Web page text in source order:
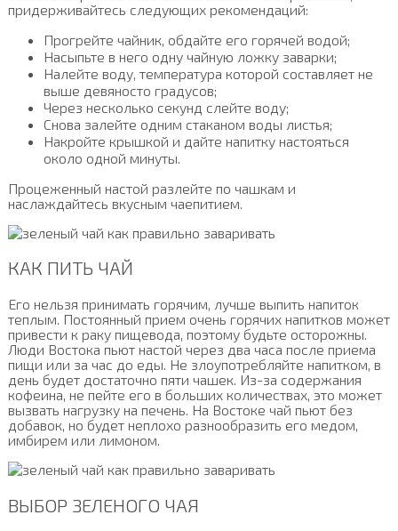
придерживайтесь следующих рекомендаций:
Прогрейте чайник, обдайте его горячей водой;
Насыпьте в него одну чайную ложку заварки;
Налейте воду, температура которой составляет не
выше девяносто градусов;
Через несколько секунд слейте воду;
Снова залейте одним стаканом воды листья;
Накройте крышкой и дайте напитку настояться
около одной минуты.
Процеженный настой разлейте по чашкам и
наслаждайтесь вкусным чаепитием.
КАК ПИТЬ ЧАЙ
Его нельзя принимать горячим, лучше выпить напиток
теплым. Постоянный прием очень горячих напитков может
привести к раку пищевода, поэтому будьте осторожны.
Люди Востока пьют настой через два часа после приема
пищи или за час до еды. Не злоупотребляйте напитком, в
день будет достаточно пяти чашек. Из-за содержания
кофеина, не пейте его в больших количествах, это может
вызвать нагрузку на печень. На Востоке чай пьют без
добавок, но будет неплохо разнообразить его медом,
имбирем или лимоном.
ВЫБОР ЗЕЛЕНОГО ЧАЯ